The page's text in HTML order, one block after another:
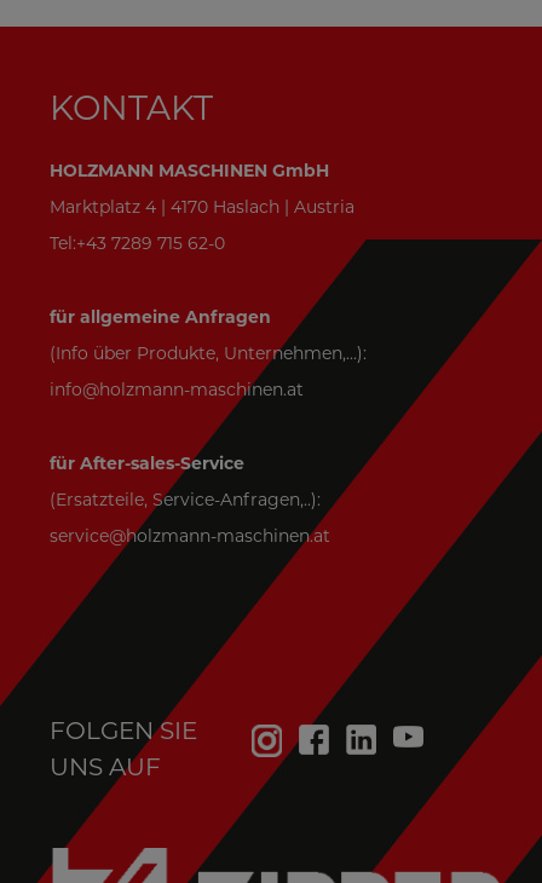
KONTAKT
HOLZMANN MASCHINEN GmbH
Marktplatz 4 | 4170 Haslach | Austria
Tel:+43 7289 715 62-0
für allgemeine Anfragen
(Info über Produkte, Unternehmen,...):
info@holzmann-maschinen.at
für After-sales-Service
(Ersatzteile, Service-Anfragen,..):
service@holzmann-maschinen.at
FOLGEN SIE
UNS AUF